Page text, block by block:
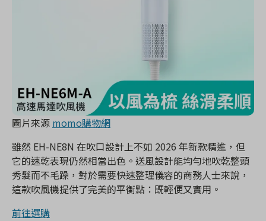
圖片來源 momo購物網
雖然 EH-NE8N 在吹口設計上不如 2026 年新款精進，但
它的速乾表現仍然相當出色。送風設計能均勻地吹乾整頭
秀髮而不毛躁，對於需要快速整理儀容的商務人士來說，
這款吹風機提供了完美的平衡點：既輕便又實用。
前往選購